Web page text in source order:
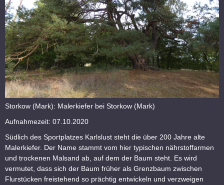
Storkow (Mark): Malerkiefer bei Storkow (Mark)
Aufnahmezeit: 07.10.2020
Südlich des Sportplatzes Karlslust steht die über 200 Jahre alte
Malerkiefer. Der Name stammt vom hier typischen nährstoffarmen
und trockenen Malsand ab, auf dem der Baum steht. Es wird
vermutet, dass sich der Baum früher als Grenzbaum zwischen
Flurstücken freistehend so prächtig entwickeln und verzweigen